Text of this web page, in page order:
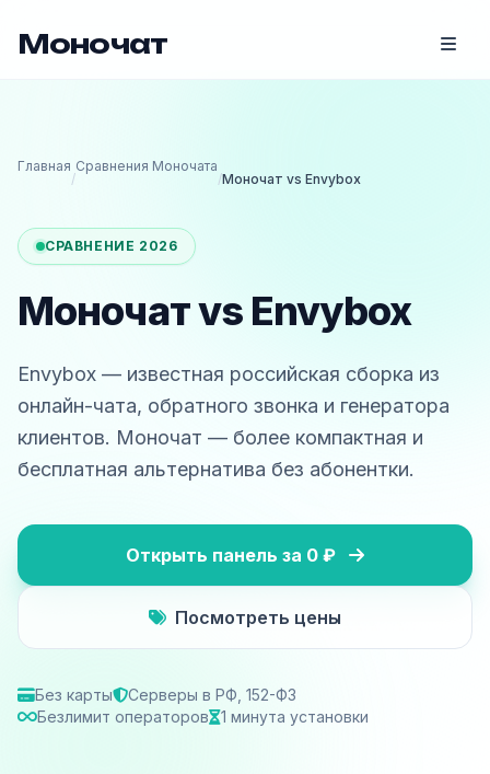
Моночат
Главная
/
Сравнения Моночата
/Моночат vs Envybox
СРАВНЕНИЕ 2026
Моночат vs Envybox
Envybox — известная российская сборка из
онлайн-чата, обратного звонка и генератора
клиентов. Моночат — более компактная и
бесплатная альтернатива без абонентки.
Открыть панель за 0 ₽
Посмотреть цены
Без карты
Серверы в РФ, 152-ФЗ
Безлимит операторов
1 минута установки